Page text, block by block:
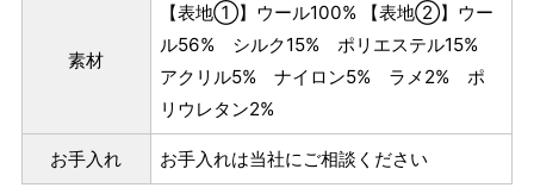
素材
【表地①】ウール100% 【表地②】ウー
ル56% シルク15% ポリエステル15%
アクリル5% ナイロン5% ラメ2% ポ
リウレタン2%
お手入れ お手入れは当社にご相談ください